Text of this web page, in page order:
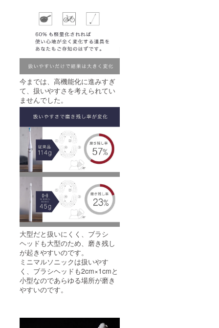
今までは、高機能化に進みすぎ
て、扱いやすさを考えられてい
ませんでした。
大型だと扱いにくく、ブラシ
ヘッドも大型のため、磨き残し
が起きやすいのです。
ミニマルソニックは扱いやす
く、ブラシヘッドも2cm×1cmと
小型なのであらゆる場所が磨き
やすいのです。